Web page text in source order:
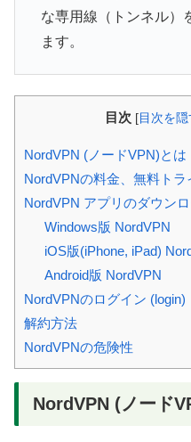
な専用線（トンネル）
ます。
目次 [目次を隠
NordVPN (ノードVPN)とは
NordVPNの料金、無料トラ
NordVPN アプリのダウン
Windows版 NordVPN
iOS版(iPhone, iPad)
Android版 NordVPN
NordVPNのログイン (login)
解約方法
NordVPNの危険性
NordVPN (ノード